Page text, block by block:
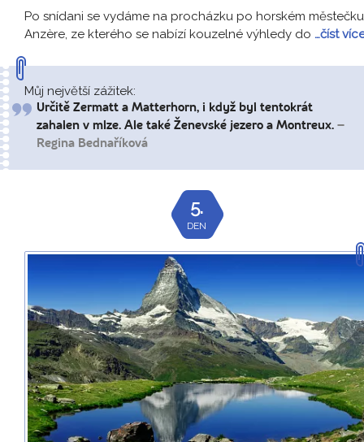
Po snídani se vydáme na procházku po horském městečku
Anzère, ze kterého se nabízí kouzelné výhledy do …číst
Můj největší zážitek:
Určitě Zermatt a Matterhorn, i když byl tentokrát
zahalen v mlze. Ale také Ženevské jezero a Montreux. –
Regina Bednaříková
5.
DEN